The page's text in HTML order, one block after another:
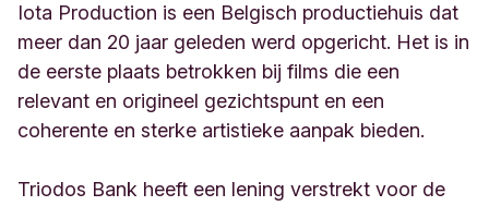
Iota Production is een Belgisch productiehuis dat
meer dan 20 jaar geleden werd opgericht. Het is in
de eerste plaats betrokken bij films die een
relevant en origineel gezichtspunt en een
coherente en sterke artistieke aanpak bieden.
Triodos Bank heeft een lening verstrekt voor de